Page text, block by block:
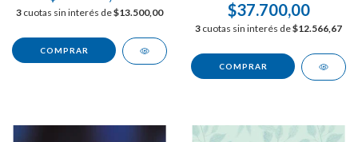
3 cuotas sin interés de$13.500,00 $37.700,00
3 cuotas sin interés de$12.566,67